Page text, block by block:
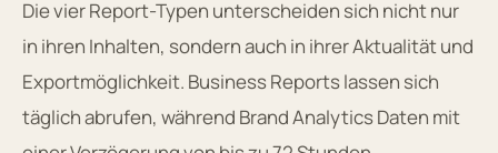
Die vier Report-Typen unterscheiden sich nicht nur
in ihren Inhalten, sondern auch in ihrer Aktualität und
Exportmöglichkeit. Business Reports lassen sich
täglich abrufen, während Brand Analytics Daten mit